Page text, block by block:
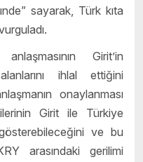
sayarak, Türk kıta
Girit’in
ihlal ettiğini
onaylanması
Girit ile Türkiye
ve bu
arasındaki gerilimi